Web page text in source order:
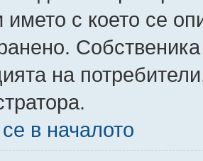
с което се
на
в началото